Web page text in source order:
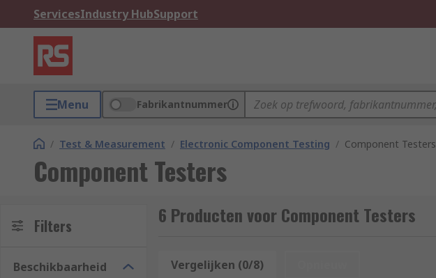
ServicesIndustry HubSupport
Menu Fabrikantnummer
/ Test & Measurement / Electronic Component Testing / Component Testers
Component Testers
Filters
Beschikbaarheid
6 Producten voor Component Testers
Vergelijken (0/8)